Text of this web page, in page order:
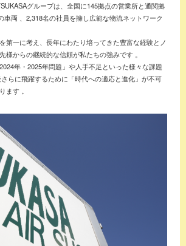
グループは、全国に145拠点の営業所と通関拠
車両 、2,318名の社員を擁し広範な物流ネットワーク
第一に考え、長年にわたり培ってきた豊富な経験とノ
様からの継続的な信頼が私たちの強みです 。
年・2025年問題」や人手不足といった様々な課題
らに飛躍するために「時代への適応と進化」が不可
ます 。